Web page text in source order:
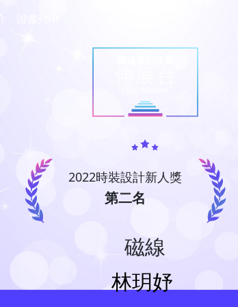
2022時裝設計新人獎
第二名
磁線
林玥妤